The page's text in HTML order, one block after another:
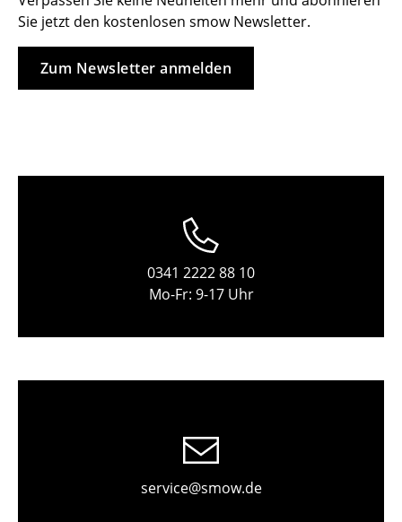
Hocker
Bänke & Liegen
Sitzsäcke
Konferenzstühle
... alle Sitzmöbel
Sie jetzt den kostenlosen smow Newsletter.
Zum Newsletter anmelden
0341 2222 88 10
Mo-Fr: 9-17 Uhr
service@smow.de